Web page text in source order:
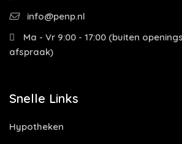
info@penp.nl
Ma - Vr 9:00 - 17:00 (buiten
afspraak)
Snelle Links
Hypotheken